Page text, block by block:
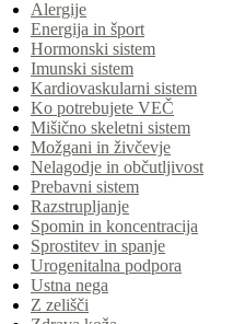
Alergije
Energija in šport
Hormonski sistem
Imunski sistem
Kardiovaskularni sistem
Ko potrebujete VEČ
Mišično skeletni sistem
Možgani in živčevje
Nelagodje in občutljivost
Prebavni sistem
Razstrupljanje
Spomin in koncentracija
Sprostitev in spanje
Urogenitalna podpora
Ustna nega
Z zelišči